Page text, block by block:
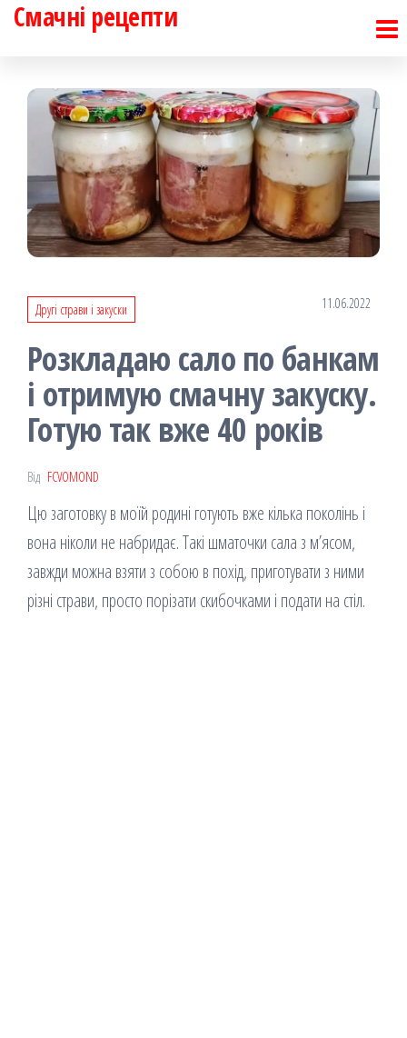
Перейти
Смачні рецепти
Другі страви і закуски 11.06.2022
Розкладаю сало по банкам
і отримую смачну закуску.
Готую так вже 40 років
Від FCVOMOND
Цю заготовку в моїй родині готують вже кілька поколінь і
вона ніколи не набридає. Такі шматочки сала з м’ясом,
завжди можна взяти з собою в похід, приготувати з ними
різні страви, просто порізати скибочками і подати на стіл.